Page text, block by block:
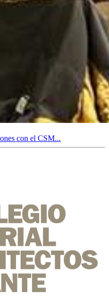
con el CSM...